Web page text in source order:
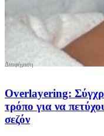
Overlayering:
τρόπο για να
σεζόν